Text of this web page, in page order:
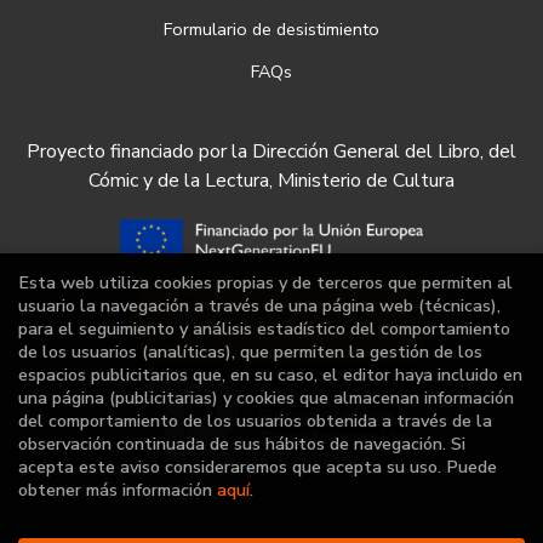
Formulario de desistimiento
FAQs
Proyecto financiado por la Dirección General del Libro, del
Cómic y de la Lectura, Ministerio de Cultura
Esta web utiliza cookies propias y de terceros que permiten al
usuario la navegación a través de una página web (técnicas),
para el seguimiento y análisis estadístico del comportamiento
de los usuarios (analíticas), que permiten la gestión de los
espacios publicitarios que, en su caso, el editor haya incluido en
una página (publicitarias) y cookies que almacenan información
del comportamiento de los usuarios obtenida a través de la
observación continuada de sus hábitos de navegación. Si
acepta este aviso consideraremos que acepta su uso. Puede
obtener más información aquí.